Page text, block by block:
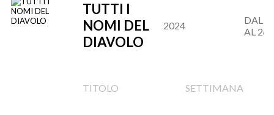
TUTTI I
NOMI DEL
DIAVOLO
2024
DAL
AL
TITOLO SETTIMANA